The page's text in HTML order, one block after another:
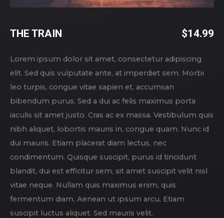
THE TRAIN $14.99
Lorem ipsum dolor sit amet, consectetur adipiscing
elit. Sed quis vulputate ante, at imperdiet sem. Morbi
leo turpis, congue vitae sapien et, accumsan
bibendum purus. Sed a dui ac felis maximus porta
iaculis sit amet justo. Cras ac ex massa. Vestibulum quis
nibh aliquet, lobortis mauris in, congue quam. Nunc id
dui mauris. Etiam placerat diam lectus, nec
condimentum. Quisque suscipit, purus id tincidunt
blandit, dui est efficitur sem, sit amet suscipit velit nisl
vitae neque. Nullam quis maximus enim, quis
fermentum diam. Aenean ut ipsum arcu. Etiam
suscipit luctus aliquet. Sed mauris velit.